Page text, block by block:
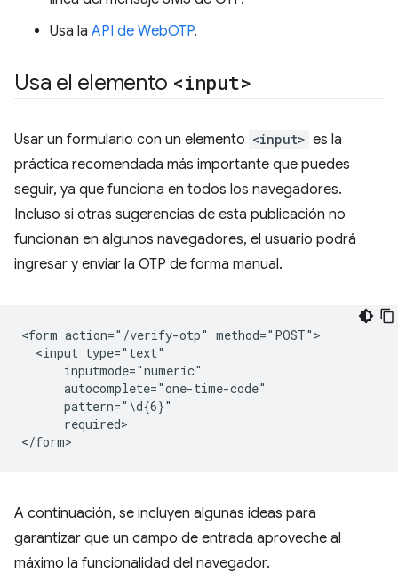
Usa la API de WebOTP.
Usa el elemento <input>
Usar un formulario con un elemento <input> es la
práctica recomendada más importante que puedes
seguir, ya que funciona en todos los navegadores.
Incluso si otras sugerencias de esta publicación no
funcionan en algunos navegadores, el usuario podrá
ingresar y enviar la OTP de forma manual.
<form action="/verify-otp" method="POST">
  <input type="text"
      inputmode="numeric"
      autocomplete="one-time-code"
      pattern="\d{6}"
      required>
A continuación, se incluyen algunas ideas para
garantizar que un campo de entrada aproveche al
máximo la funcionalidad del navegador.